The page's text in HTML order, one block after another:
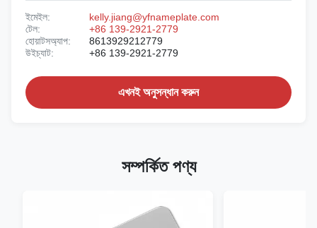
ইমেইল:
kelly.jiang@yfnameplate.com
টেল:
+86 139-2921-2779
হোয়াটসঅ্যাপ:
8613929212779
উইচ্যাট:
+86 139-2921-2779
এখনই অনুসন্ধান করুন
সম্পর্কিত পণ্য